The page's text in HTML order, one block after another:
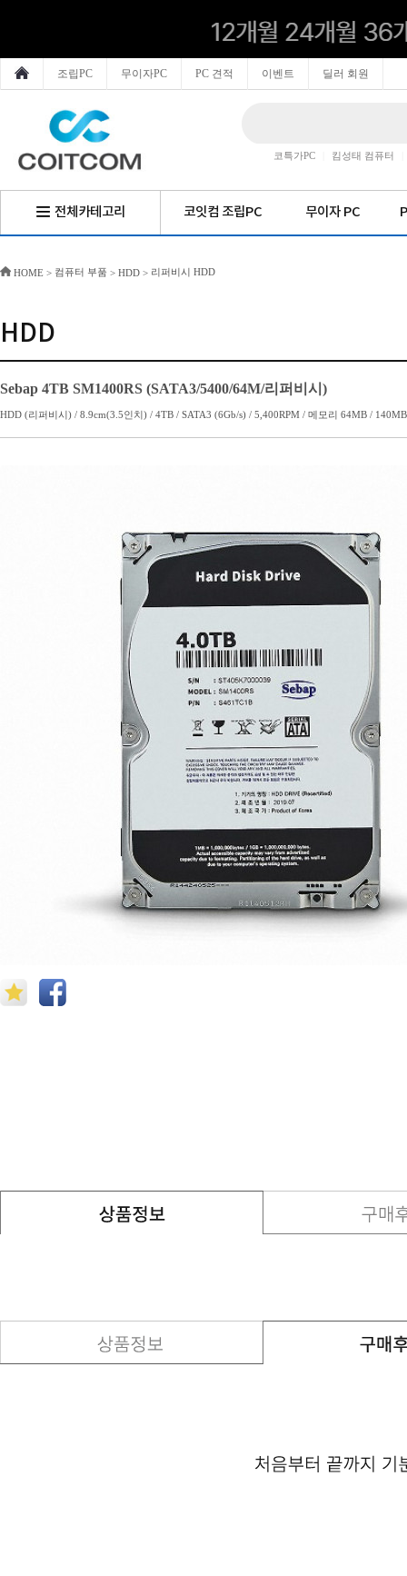
조립PC 무이자PC PC 견적 이벤트 딜러 회원
코특가PC 킴성태 컴퓨터
전체카테고리 코잇컴 조립PC 무이자 PC
HOME > 컴퓨터 부품 > HDD > 리퍼비시 HDD
HDD
Sebap 4TB SM1400RS (SATA3/5400/64M/리퍼비시)
HDD (리퍼비시) / 8.9cm(3.5인치) / 4TB / SATA3 (6Gb/s) / 5,400RPM / 메모리 64MB /